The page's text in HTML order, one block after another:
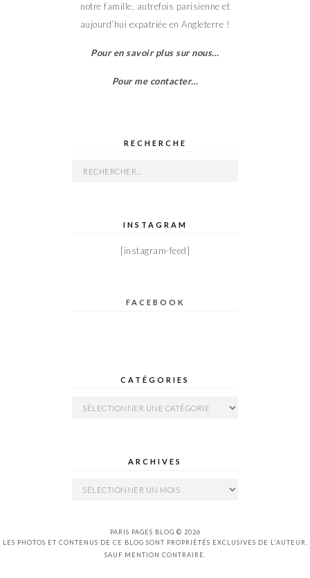
notre famille, autrefois parisienne et
aujourd’hui expatriée en Angleterre !
Pour en savoir plus sur nous…
Pour me contacter…
RECHERCHE
Rechercher :
INSTAGRAM
[instagram-feed]
FACEBOOK
CATÉGORIES
Catégories
ARCHIVES
Archives
PARIS PAGES BLOG © 2026
LES PHOTOS ET CONTENUS DE CE BLOG SONT PROPRIÉTÉS EXCLUSIVES DE L'AUTEUR,
SAUF MENTION CONTRAIRE.